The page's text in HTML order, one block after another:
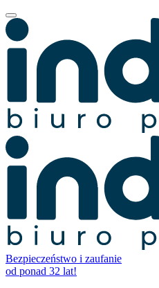
Bezpieczeństwo i zaufanie
od ponad 32 lat!